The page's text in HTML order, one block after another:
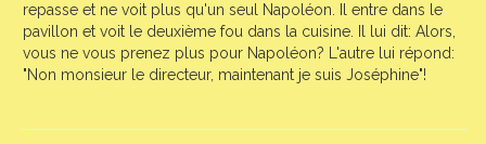
repasse et ne voit plus qu'un seul Napoléon. Il entre dans le
pavillon et voit le deuxième fou dans la cuisine. Il lui dit: Alors,
vous ne vous prenez plus pour Napoléon? L'autre lui répond:
"Non monsieur le directeur, maintenant je suis Joséphine"!